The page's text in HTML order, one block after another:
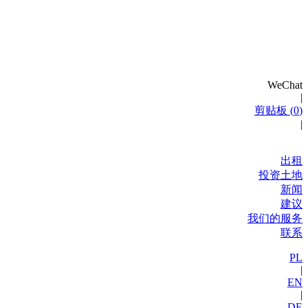
WeChat
|
剪贴板 (0)
|
出租
投资土地
新闻
建议
我们的服务
联系
PL
|
EN
|